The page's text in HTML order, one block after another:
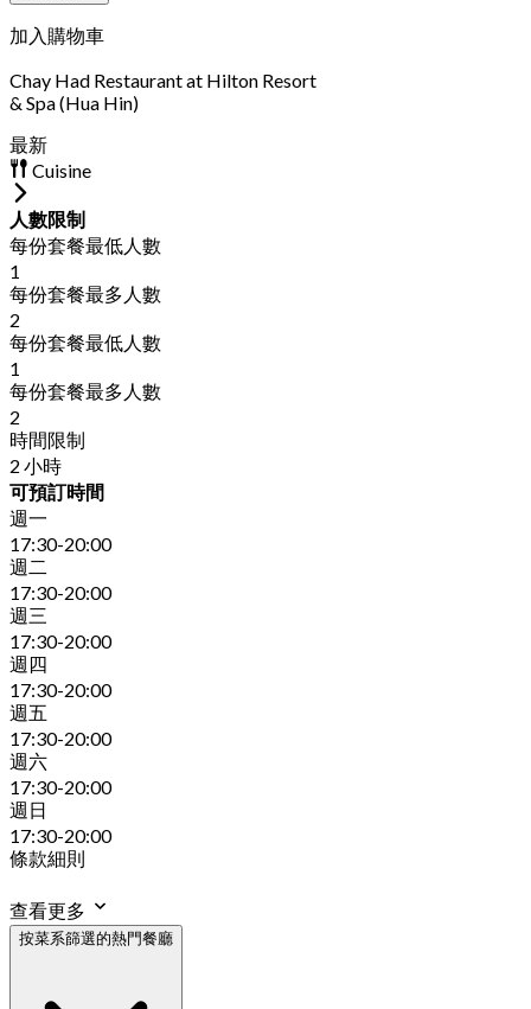
加入購物車
Chay Had Restaurant at Hilton Resort
& Spa (Hua Hin)
最新
Cuisine
人數限制
每份套餐最低人數
1
每份套餐最多人數
2
每份套餐最低人數
1
每份套餐最多人數
2
時間限制
2 小時
可預訂時間
週一
17:30-20:00
週二
17:30-20:00
週三
17:30-20:00
週四
17:30-20:00
週五
17:30-20:00
週六
17:30-20:00
週日
17:30-20:00
條款細則
查看更多
按菜系篩選的熱門餐廳